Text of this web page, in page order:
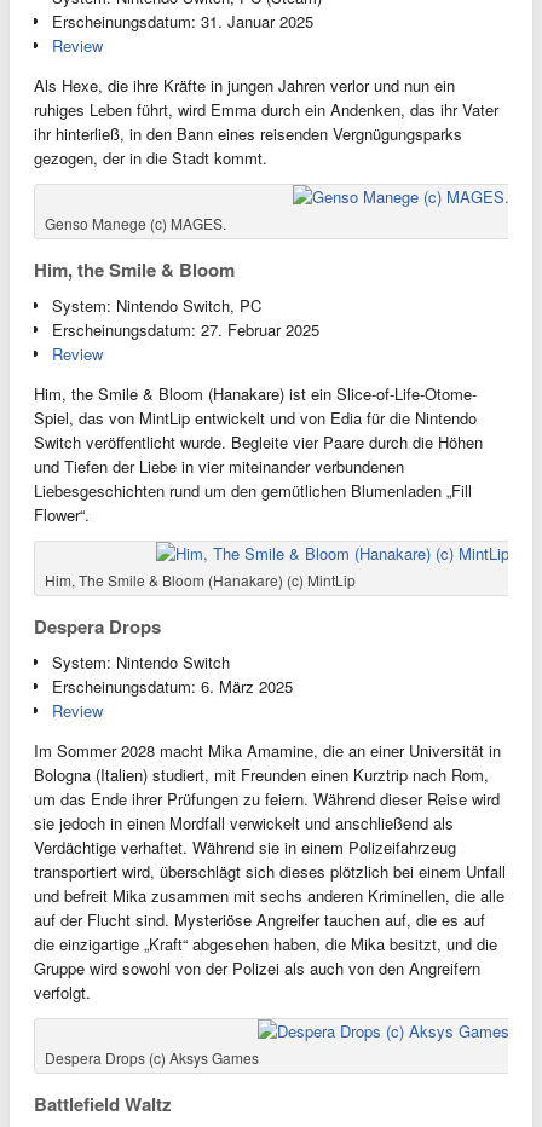
Erscheinungsdatum: 31. Januar 2025
Review
Als Hexe, die ihre Kräfte in jungen Jahren verlor und nun ein
ruhiges Leben führt, wird Emma durch ein Andenken, das ihr Vater
ihr hinterließ, in den Bann eines reisenden Vergnügungsparks
gezogen, der in die Stadt kommt.
Genso Manege (c) MAGES.
Him, the Smile & Bloom
System: Nintendo Switch, PC
Erscheinungsdatum: 27. Februar 2025
Review
Him, the Smile & Bloom (Hanakare) ist ein Slice-of-Life-Otome-
Spiel, das von MintLip entwickelt und von Edia für die Nintendo
Switch veröffentlicht wurde. Begleite vier Paare durch die Höhen
und Tiefen der Liebe in vier miteinander verbundenen
Liebesgeschichten rund um den gemütlichen Blumenladen „Fill
Flower“.
Him, The Smile & Bloom (Hanakare) (c) MintLip
Despera Drops
System: Nintendo Switch
Erscheinungsdatum: 6. März 2025
Review
Im Sommer 2028 macht Mika Amamine, die an einer Universität in
Bologna (Italien) studiert, mit Freunden einen Kurztrip nach Rom,
um das Ende ihrer Prüfungen zu feiern. Während dieser Reise wird
sie jedoch in einen Mordfall verwickelt und anschließend als
Verdächtige verhaftet. Während sie in einem Polizeifahrzeug
transportiert wird, überschlägt sich dieses plötzlich bei einem Unfall
und befreit Mika zusammen mit sechs anderen Kriminellen, die alle
auf der Flucht sind. Mysteriöse Angreifer tauchen auf, die es auf
die einzigartige „Kraft“ abgesehen haben, die Mika besitzt, und die
Gruppe wird sowohl von der Polizei als auch von den Angreifern
verfolgt.
Despera Drops (c) Aksys Games
Battlefield Waltz